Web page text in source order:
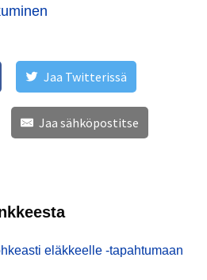
Jaa Twitterissä
Jaa sähköpostitse
eläkkeelle -tapahtumaan